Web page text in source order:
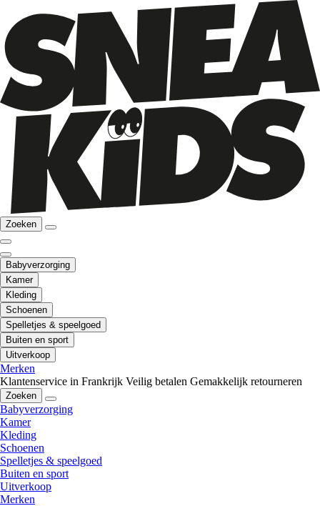
Zoeken
Babyverzorging
Kamer
Kleding
Schoenen
Spelletjes & speelgoed
Buiten en sport
Uitverkoop
Merken
Klantenservice in Frankrijk Veilig betalen Gemakkelijk retourneren
Zoeken
Babyverzorging
Kamer
Kleding
Schoenen
Spelletjes & speelgoed
Buiten en sport
Uitverkoop
Merken